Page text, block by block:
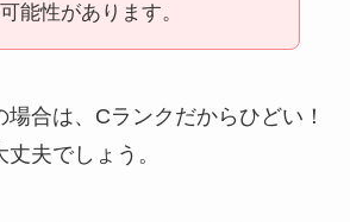
能性があります。
場合は、Cランクだからひどい！
夫でしょう。